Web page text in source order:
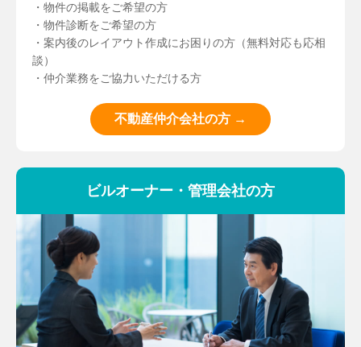
・物件の掲載をご希望の方
・物件診断をご希望の方
・案内後のレイアウト作成にお困りの方（無料対応も応相
談）
・仲介業務をご協力いただける方
不動産仲介会社の方 →
ビルオーナー・管理会社の方